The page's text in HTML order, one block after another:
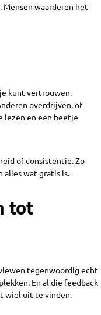
Mensen waarderen het
kunt vertrouwen.
overdrijven, of
lezen en een beetje
of consistentie. Zo
alles wat gratis is.
tot
tegenwoordig echt
En al die feedback
wiel uit te vinden.